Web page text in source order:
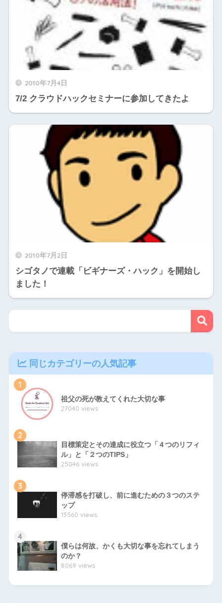
2010年7月4日
7/2 クラウドハックセミナーに参加してきたよ
2010年7月2日
シゴタノで連載「ビギナーズ・ハック」を開始し
ました！
同じカテゴリーの人気記事
1
祖父の死が教えてくれた大切な事
27040 views
2
目標策定とその達成に役立つ「４つのリフィ
ル」と「２つのTIPS」
25046 views
3
停滞感を打破し、前に進むための３つのステ
ップ
13560 views
4
僕らは何故、かくも大切な事を忘れてしまう
のか？
8069 views